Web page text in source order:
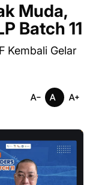
Muda,
Batch 11
Kembali Gelar